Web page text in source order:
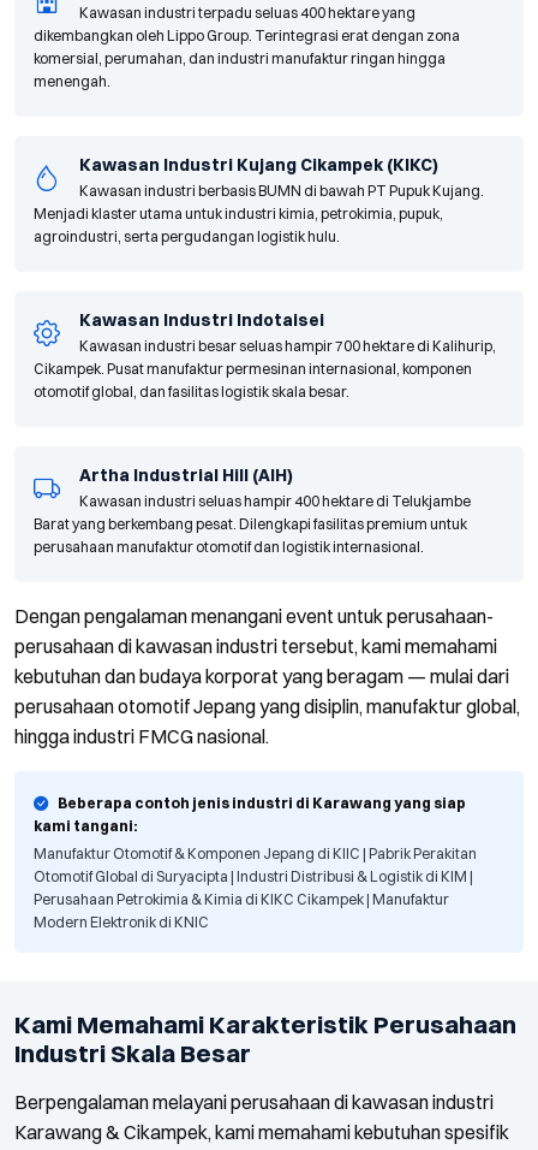
Kawasan industri terpadu seluas 400 hektare yang
dikembangkan oleh Lippo Group. Terintegrasi erat dengan zona
komersial, perumahan, dan industri manufaktur ringan hingga
menengah.
Kawasan Industri Kujang Cikampek (KIKC)
Kawasan industri berbasis BUMN di bawah PT Pupuk Kujang.
Menjadi klaster utama untuk industri kimia, petrokimia, pupuk,
agroindustri, serta pergudangan logistik hulu.
Kawasan Industri Indotaisei
Kawasan industri besar seluas hampir 700 hektare di Kalihurip,
Cikampek. Pusat manufaktur permesinan internasional, komponen
otomotif global, dan fasilitas logistik skala besar.
Artha Industrial Hill (AIH)
Kawasan industri seluas hampir 400 hektare di Telukjambe
Barat yang berkembang pesat. Dilengkapi fasilitas premium untuk
perusahaan manufaktur otomotif dan logistik internasional.
Dengan pengalaman menangani event untuk perusahaan-
perusahaan di kawasan industri tersebut, kami memahami
kebutuhan dan budaya korporat yang beragam — mulai dari
perusahaan otomotif Jepang yang disiplin, manufaktur global,
hingga industri FMCG nasional.
Beberapa contoh jenis industri di Karawang yang siap
kami tangani:
Manufaktur Otomotif & Komponen Jepang di KIIC | Pabrik Perakitan
Otomotif Global di Suryacipta | Industri Distribusi & Logistik di KIM |
Perusahaan Petrokimia & Kimia di KIKC Cikampek | Manufaktur
Modern Elektronik di KNIC
Kami Memahami Karakteristik Perusahaan
Industri Skala Besar
Berpengalaman melayani perusahaan di kawasan industri
Karawang & Cikampek, kami memahami kebutuhan spesifik